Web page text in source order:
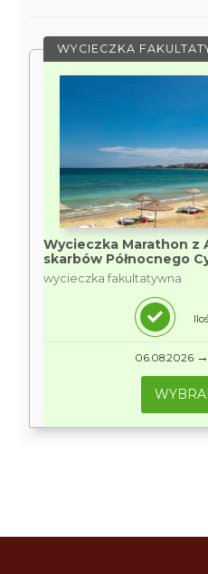
WYCIECZKA
Wycieczka Marathon z
skarbów Północnego
wycieczka fakultatywna
06.08.2026 →